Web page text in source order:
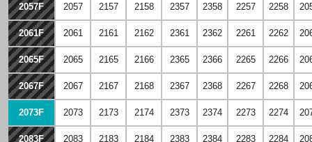
2057F
2057 2157 2158 2357 2358 2257 2258
2061F 2061 2161 2162 2361 2362 2261 2262
2065F 2065 2165 2166 2365 2366 2265 2266
2067F 2067 2167 2168 2367 2368 2267 2268
2073F 2073 2173 2174 2373 2374 2273 2274
2083F 2083 2183 2184 2383 2384 2283 2284